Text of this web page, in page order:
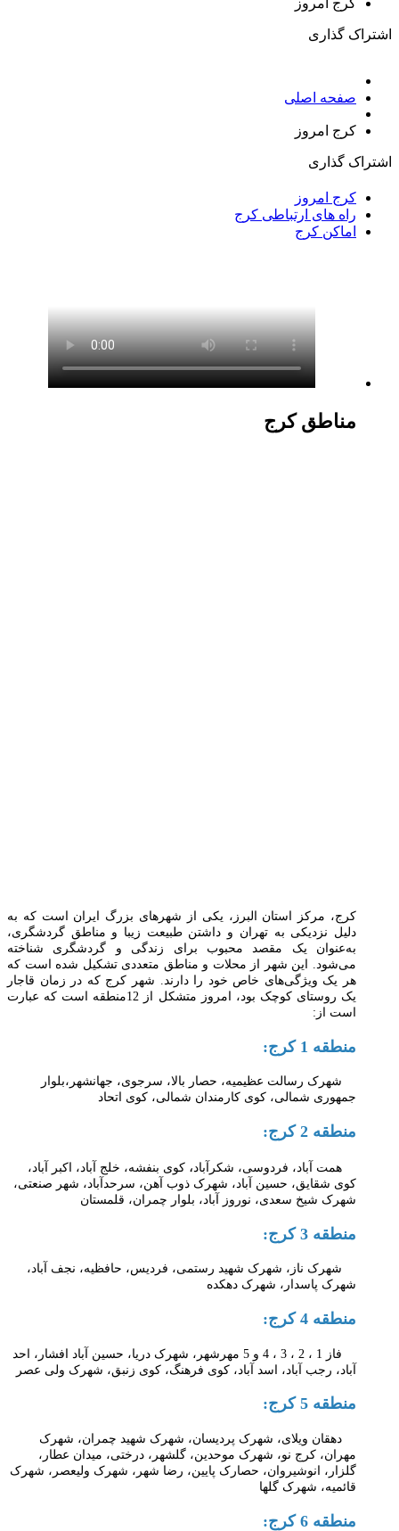
اشتراک گذاری
صفحه اصلی
کرج امروز
اشتراک گذاری
کرج امروز
راه های ارتباطی کرج
اماکن کرج
مناطق کرج
کرج، مرکز استان البرز، یکی از شهرهای بزرگ ایران است که به
دلیل نزدیکی به تهران و داشتن طبیعت زیبا و مناطق گردشگری،
به‌عنوان یک مقصد محبوب برای زندگی و گردشگری شناخته
می‌شود. این شهر از محلات و مناطق متعددی تشکیل شده است که
هر یک ویژگی‌های خاص خود را دارند. شهر کرج که در زمان قاجار
یک روستای کوچک بود، امروز متشکل از 12منطقه است که عبارت
است از:
منطقه 1 کرج:
شهرک رسالت عظیمیه، حصار بالا، سرجوی، جهانشهر،بلوار
جمهوری شمالی، کوی کارمندان شمالی، کوی اتحاد
منطقه 2 کرج:
همت آباد ، فردوسی، شکرآباد ، کوی بنفشه، خلج آباد، اکبر آباد،
کوی شقایق، حسین آباد، شهرک ذوب آهن، سرحدآباد، شهر صنعتی،
شهرک شیخ سعدی، نوروز آباد، بلوار چمران، قلمستان
منطقه 3 کرج:
شهرک ناز، شهرک شهید رستمی، فردیس، حافظیه، نجف آباد،
شهرک پاسدار، شهرک دهکده
منطقه 4 کرج:
فاز 1 ، 2 ، 3 ، 4 و 5 مهرشهر، شهرک دریا، حسین آباد افشار، احد
آباد، رجب آباد، اسد آباد، کوی فرهنگ، کوی زنبق، شهرک ولی عصر
منطقه 5 کرج:
دهقان ویلای، شهرک پردیسان، شهرک شهید چمران، شهرک
مهران، کرج نو، شهرک موحدین، گلشهر، درختی، میدان عطار،
گلزار، انوشیروان، حصارک پایین، رضا شهر، شهرک ولیعصر، شهرک
قائمیه، شهرک گلها
منطقه 6 کرج: